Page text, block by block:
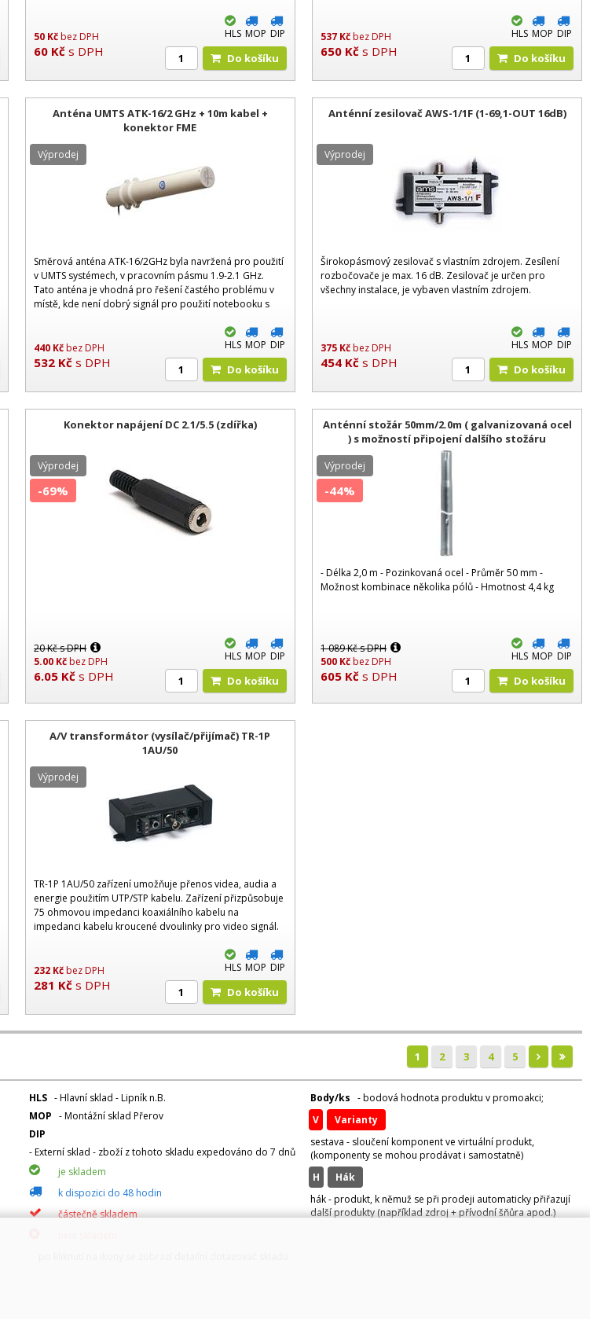
50 Kčbez DPH
60 Kč s DPH
HLS MOP DIP
Do košíku
537 Kčbez DPH
650 Kč s DPH
HLS MOP DIP
Do košíku
Anténa UMTS ATK-16/2 GHz + 10m kabel +
konektor FME
Směrová anténa ATK-16/2GHz byla navržená pro použití
v UMTS systémech, v pracovním pásmu 1.9-2.1 GHz.
Tato anténa je vhodná pro řešení častého problému v
místě, kde není dobrý signál pro použití notebooku s
440 Kčbez DPH
532 Kč s DPH
Výprodej
HLS MOP DIP
Do košíku
Anténní zesilovač AWS-1/1F (1-69,1-OUT 16dB)
Širokopásmový zesilovač s vlastním zdrojem. Zesílení
rozbočovače je max. 16 dB. Zesilovač je určen pro
všechny instalace, je vybaven vlastním zdrojem.
375 Kčbez DPH
454 Kč s DPH
Výprodej
HLS MOP DIP
Do košíku
Konektor napájení DC 2.1/5.5 (zdířka)
20Kčs DPH
5.00 Kčbez DPH
6.05 Kč s DPH
Výprodej
-69%
HLS MOP DIP
Do košíku
Anténní stožár 50mm/2.0m ( galvanizovaná ocel
) s možností připojení dalšího stožáru
- Délka 2,0 m - Pozinkovaná ocel - Průměr 50 mm -
Možnost kombinace několika pólů - Hmotnost 4,4 kg
1 089Kčs DPH
500 Kčbez DPH
605 Kč s DPH
Výprodej
-44%
HLS MOP DIP
Do košíku
A/V transformátor (vysílač/přijímač) TR-1P
1AU/50
TR-1P 1AU/50 zařízení umožňuje přenos videa, audia a
energie použitím UTP/STP kabelu. Zařízení přizpůsobuje
75 ohmovou impedanci koaxiálního kabelu na
impedanci kabelu kroucené dvoulinky pro video signál.
232 Kčbez DPH
281 Kč s DPH
Výprodej
HLS MOP DIP
Do košíku
1 2 3 4 5
HLS - Hlavní sklad - Lipník n.B.
MOP - Montážní sklad Přerov
DIP
- Externí sklad - zboží z tohoto skladu expedováno do 7 dnů
je skladem
k dispozici do 48 hodin
částečně skladem
Body/ks - bodová hodnota produktu v promoakci;
v
varianty
sestava - sloučení komponent ve virtuální produkt,
(komponenty se mohou prodávat i samostatně)
H
hák
hák - produkt, k němuž se při prodeji automaticky přiřazují
další produkty (například zdroj + přívodní šňůra apod.)